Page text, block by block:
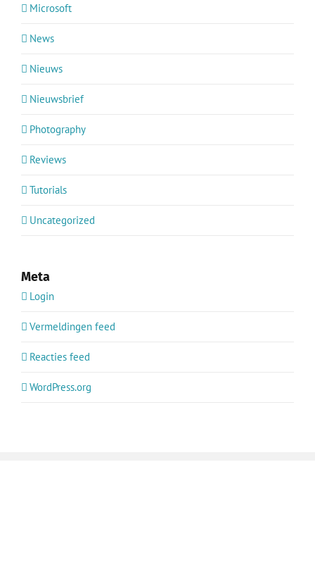
Microsoft
News
Nieuws
Nieuwsbrief
Photography
Reviews
Tutorials
Uncategorized
Meta
Login
Vermeldingen feed
Reacties feed
WordPress.org